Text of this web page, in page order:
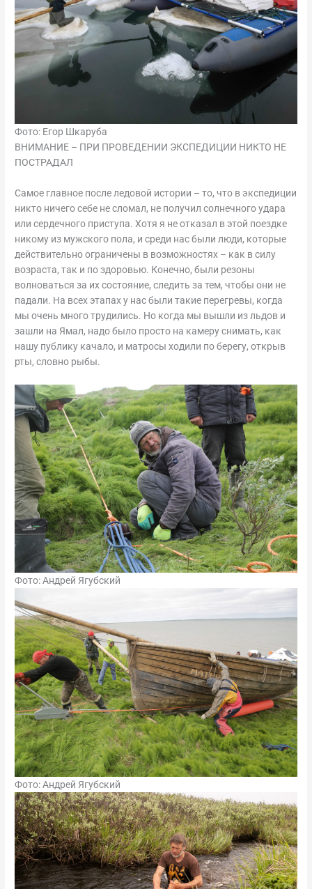
Фото: Егор Шкаруба
ВНИМАНИЕ – ПРИ ПРОВЕДЕНИИ ЭКСПЕДИЦИИ НИКТО НЕ
ПОСТРАДАЛ
Самое главное после ледовой истории – то, что в экспедиции
никто ничего себе не сломал, не получил солнечного удара
или сердечного приступа. Хотя я не отказал в этой поездке
никому из мужского пола, и среди нас были люди, которые
действительно ограничены в возможностях – как в силу
возраста, так и по здоровью. Конечно, были резоны
волноваться за их состояние, следить за тем, чтобы они не
падали. На всех этапах у нас были такие перегревы, когда
мы очень много трудились. Но когда мы вышли из льдов и
зашли на Ямал, надо было просто на камеру снимать, как
нашу публику качало, и матросы ходили по берегу, открыв
рты, словно рыбы.
Фото: Андрей Ягубский
Фото: Андрей Ягубский